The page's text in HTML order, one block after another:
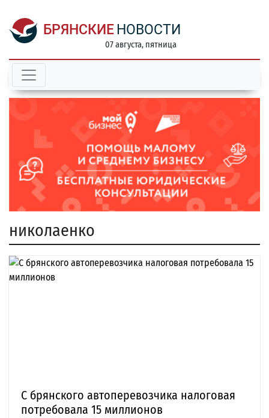
БРЯНСКИЕ НОВОСТИ
07 августа, пятница
николаенко
С брянского автоперевозчика налоговая
потребовала 15 миллионов